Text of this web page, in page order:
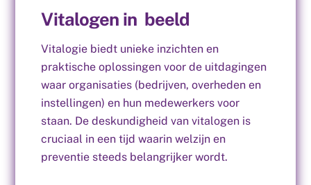
Vitalogen in beeld
Vitalogie biedt unieke inzichten en
praktische oplossingen voor de uitdagingen
waar organisaties (bedrijven, overheden en
instellingen) en hun medewerkers voor
staan. De deskundigheid van vitalogen is
cruciaal in een tijd waarin welzijn en
preventie steeds belangrijker wordt.